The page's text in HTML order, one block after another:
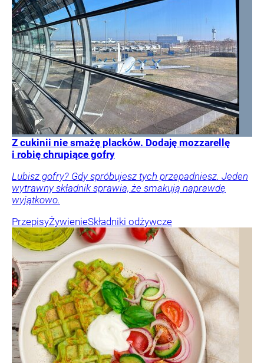
Z cukinii nie smażę placków. Dodaję mozzarellę
i robię chrupiące gofry
Lubisz gofry? Gdy spróbujesz tych przepadniesz. Jeden
wytrawny składnik sprawia, że smakują naprawdę
wyjątkowo.
PrzepisyŻywienieSkładniki odżywcze